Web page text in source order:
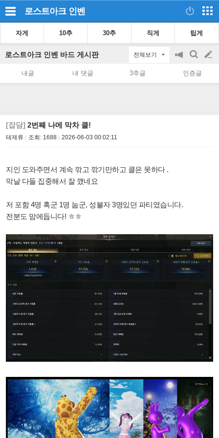
로스트아크 인벤
자게 10추 30추 직게 팁게
로스트아크 인벤 바드 게시판 전체보기
공
on/off
검
색
글
쓰
내글 내 댓글 3추글 인증글
[잡담] 2번째 나메 막차 클!
테제류 조회: 1688 2026-06-03 00:02:11
지인 도와주면서 계속 깎고 깎기만하고 클은 못하다 .
막날 다들 집중해서 잘 깼네요
저 포함 4명 혹군 1명 눕군, 성불자 3명있던 파티였습니다.
전분도 맘에듭니다! ㅎㅎ